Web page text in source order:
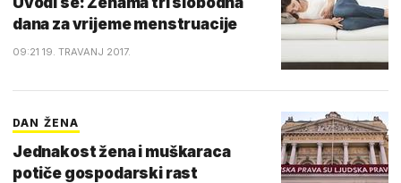
dana za vrijeme menstruacije
09:21 19. TRAVANJ 2017.
DAN ŽENA
Jednakost žena i muškaraca
potiče gospodarski rast